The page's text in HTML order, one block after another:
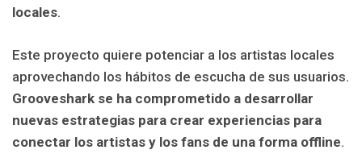
locales.
Este proyecto quiere potenciar a los artistas locales
aprovechando los hábitos de escucha de sus usuarios.
Grooveshark se ha comprometido a desarrollar
nuevas estrategias para crear experiencias para
conectar los artistas y los fans de una forma offline.